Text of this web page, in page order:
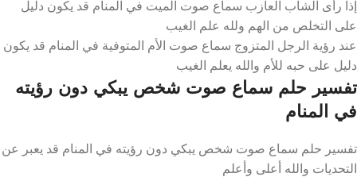
إذا رأى الشاب العازب سماع صوت الميت في المنام قد يكون دليل
على التخلص من الهم ولله علم الغيب
عند رؤية الرجل المتزوج سماع صوت الأم المتوفية في المنام قد يكون
دليل على حبه للأم والله يعلم الغيب
تفسير حلم سماع صوت شخص يبكي دون رؤيته
في المنام
تفسير حلم سماع صوت شخص يبكي دون رؤيته في المنام قد يعبر عن
التحديات والله أعلى وأعلم